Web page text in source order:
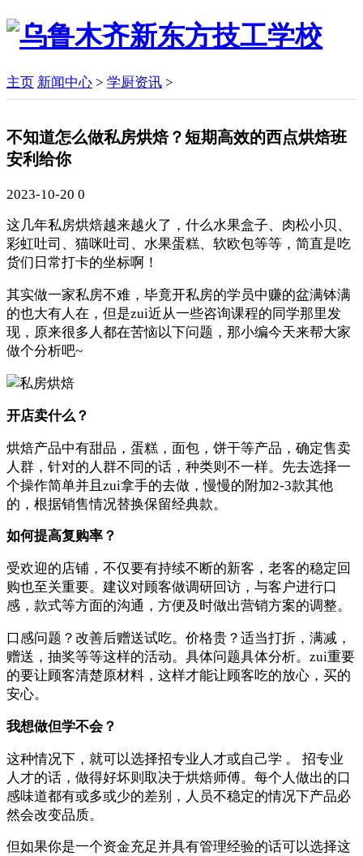
主页 新闻中心 > 学厨资讯 >
不知道怎么做私房烘焙？短期高效的西点烘焙班
安利给你
2023-10-20 0
这几年私房烘焙越来越火了，什么水果盒子、肉松小贝、
彩虹吐司、猫咪吐司、水果蛋糕、软欧包等等，简直是吃
货们日常打卡的坐标啊！
其实做一家私房不难，毕竟开私房的学员中赚的盆满钵满
的也大有人在，但是zui近从一些咨询课程的同学那里发
现，原来很多人都在苦恼以下问题，那小编今天来帮大家
做个分析吧~
开店卖什么？
烘焙产品中有甜品，蛋糕，面包，饼干等产品，确定售卖
人群，针对的人群不同的话，种类则不一样。先去选择一
个操作简单并且zui拿手的去做，慢慢的附加2-3款其他
的，根据销售情况替换保留经典款。
如何提高复购率？
受欢迎的店铺，不仅要有持续不断的新客，老客的稳定回
购也至关重要。建议对顾客做调研回访，与客户进行口
感，款式等方面的沟通，方便及时做出营销方案的调整。
口感问题？改善后赠送试吃。价格贵？适当打折，满减，
赠送，抽奖等等这样的活动。具体问题具体分析。zui重要
的要让顾客清楚原材料，这样才能让顾客吃的放心，买的
安心。
我想做但学不会？
这种情况下，就可以选择招专业人才或自己学 。 招专业
人才的话，做得好坏则取决于烘焙师傅。每个人做出的口
感味道都有或多或少的差别，人员不稳定的情况下产品必
然会改变品质。
但如果你是一个资金充足并具有管理经验的话可以选择这